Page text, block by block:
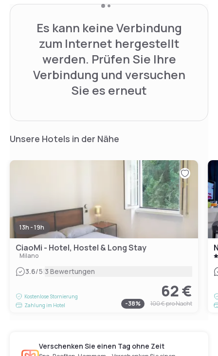
Es kann keine Verbindung
zum Internet hergestellt
werden. Prüfen Sie Ihre
Verbindung und versuchen
Sie es erneut
Unsere Hotels in der Nähe
13h - 19h
CiaoMi - Hotel, Hostel & Long Stay
Milano
3.6/5|3 Bewertungen
Kostenlose Stornierung
Zahlung im Hotel
62 €
-38% 100 €pro Nacht
Verschenken Sie einen Tag ohne Zeit